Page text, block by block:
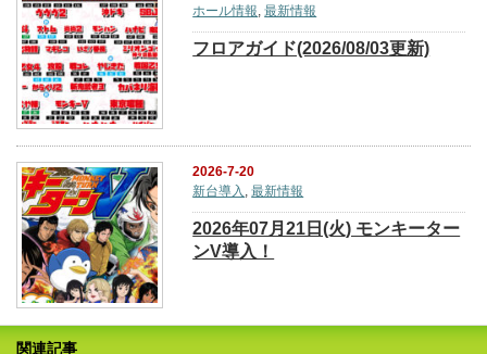
ホール情報,最新情報
フロアガイド(2026/08/03更新)
2026-7-20
新台導入
,最新情報
2026年07月21日(火) モンキーター
ンV導入！
関連記事